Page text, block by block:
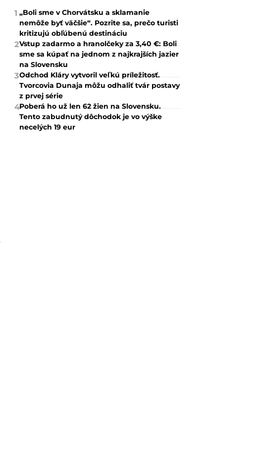
1 „Boli sme v Chorvátsku a sklamanie
nemôže byť väčšie“. Pozrite sa, prečo turisti
kritizujú obľúbenú destináciu
2Vstup zadarmo a hranolčeky za 3,40 €: Boli
sme sa kúpať na jednom z najkrajších jazier
na Slovensku
3Odchod Kláry vytvoril veľkú príležitosť.
Tvorcovia Dunaja môžu odhaliť tvár postavy
z prvej série
4Poberá ho už len 62 žien na Slovensku.
Tento zabudnutý dôchodok je vo výške
necelých 19 eur